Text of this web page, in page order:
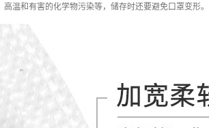
温和有害的化学物污染等，储存时还要避免口罩变形